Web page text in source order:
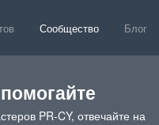
Сообщество Блог
PR-CY, отвечайте на